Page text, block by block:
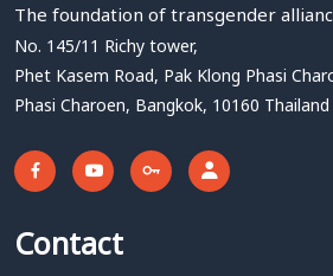
The foundation of transgender
No. 145/11 Richy tower,
Phet Kasem Road, Pak Klong Phasi
Phasi Charoen, Bangkok, 10160 Thailand
Contact